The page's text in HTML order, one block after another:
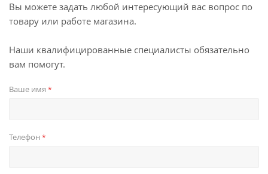
Вы можете задать любой интересующий вас вопрос по
товару или работе магазина.
Наши квалифицированные специалисты обязательно
вам помогут.
Ваше имя *
Телефон *